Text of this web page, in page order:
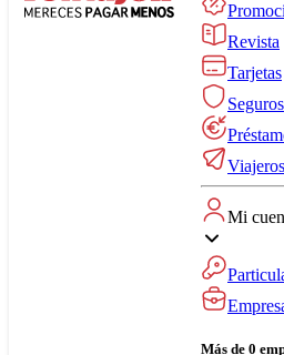
Revista
Tarjetas
Seguros
Viajeros
Mi
Más de 0